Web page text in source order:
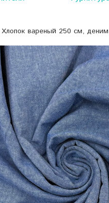
Хлопок вареный 250 см, деним